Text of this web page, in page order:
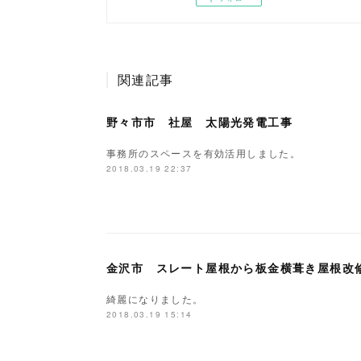
関連記事
野々市市 社屋 太陽光発電工事
事務所のスペースを有効活用しました。
2018.03.19 22:37
金沢市 スレート屋根から板金横葺き屋根改
綺麗になりました。
2018.03.19 15:14